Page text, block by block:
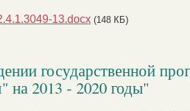
13.docx (148 КБ)
государственной
на 2013 - 2020 годы"